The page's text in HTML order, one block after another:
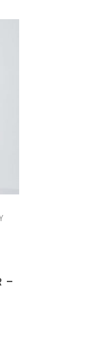
–